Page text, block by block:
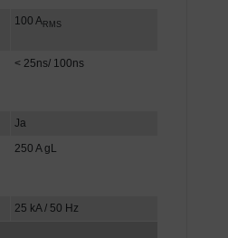
100 ARMS
< 25ns/ 100ns
Ja
250 A gL
25 kA / 50 Hz